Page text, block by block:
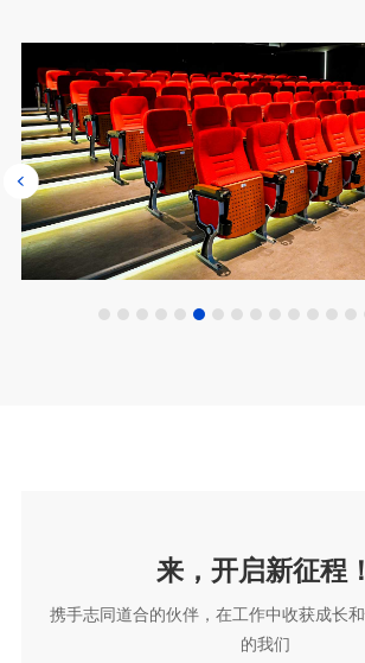
来，开启新征程！
的我们